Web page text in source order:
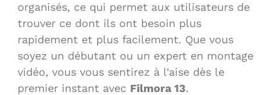
organisés, ce qui permet aux utilisateurs de
trouver ce dont ils ont besoin plus
rapidement et plus facilement. Que vous
soyez un débutant ou un expert en montage
vidéo, vous vous sentirez à l’aise dès le
premier instant avec Filmora 13.